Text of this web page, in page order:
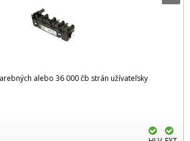
alebo 36 000 čb strán užívateľsky